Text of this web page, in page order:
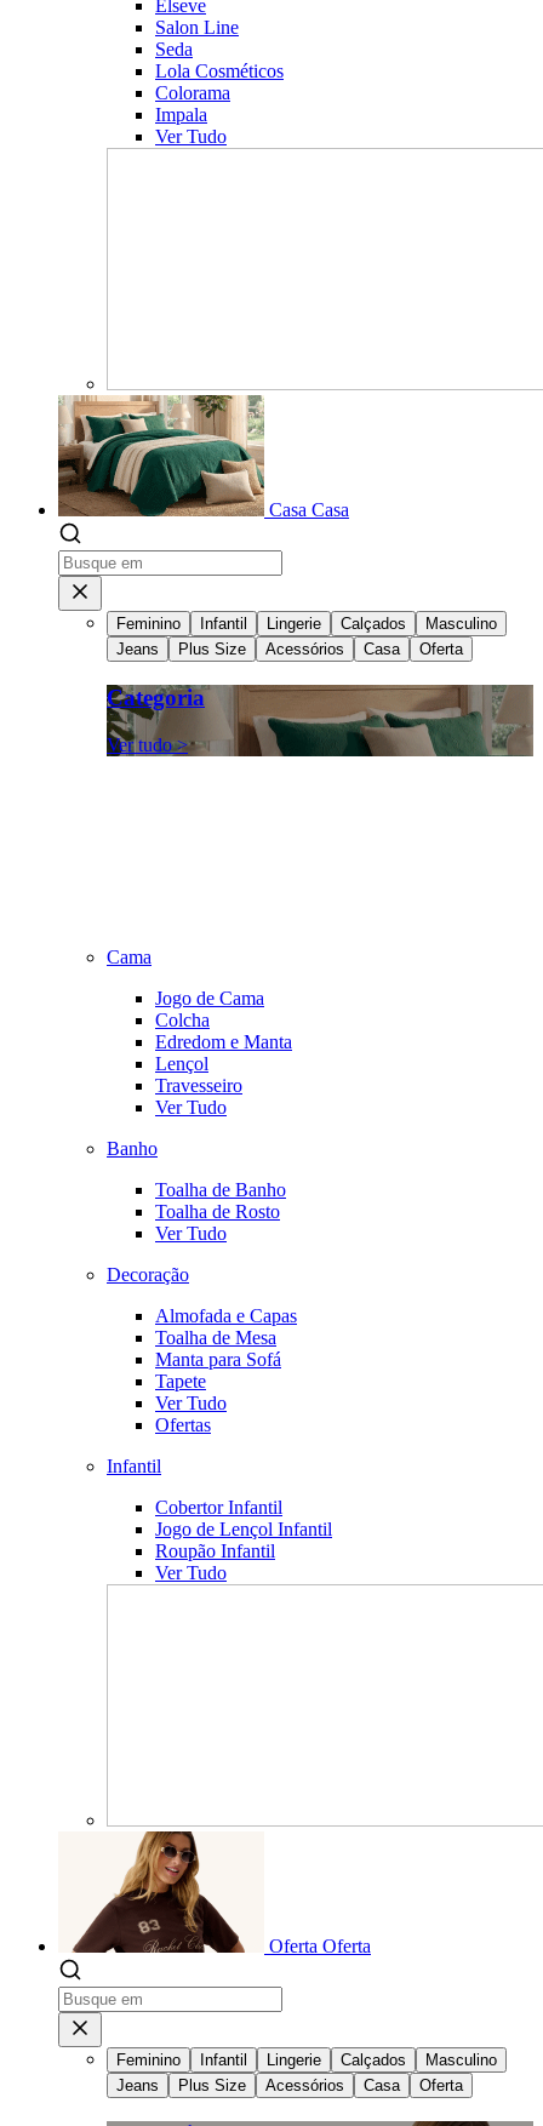
Elseve
Salon Line
Seda
Lola Cosméticos
Colorama
Impala
Ver Tudo
Casa Casa
Feminino Infantil Lingerie Calçados
Masculino
Jeans
Plus Size Acessórios Casa Oferta
Categoria
Ver tudo >
Cama
Jogo de Cama
Colcha
Edredom e Manta
Lençol
Travesseiro
Ver Tudo
Banho
Toalha de Banho
Toalha de Rosto
Ver Tudo
Decoração
Almofada e Capas
Toalha de Mesa
Manta para Sofá
Tapete
Ver Tudo
Ofertas
Infantil
Cobertor Infantil
Jogo de Lençol Infantil
Roupão Infantil
Ver Tudo
Oferta Oferta
Feminino Infantil Lingerie Calçados
Masculino
Jeans
Plus Size Acessórios Casa Oferta